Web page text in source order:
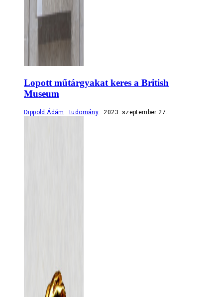
Lopott műtárgyakat keres a British
Museum
Dippold Ádám tudomány 2023. szeptember 27.